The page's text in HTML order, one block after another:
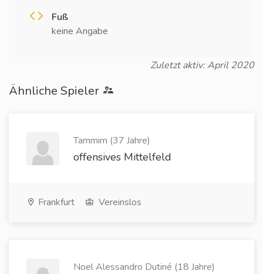
Fuß
keine Angabe
Zuletzt aktiv: April 2020
Ähnliche Spieler
Tammim (37 Jahre)
offensives Mittelfeld
Frankfurt Vereinslos
Noel Alessandro Dutiné (18 Jahre)